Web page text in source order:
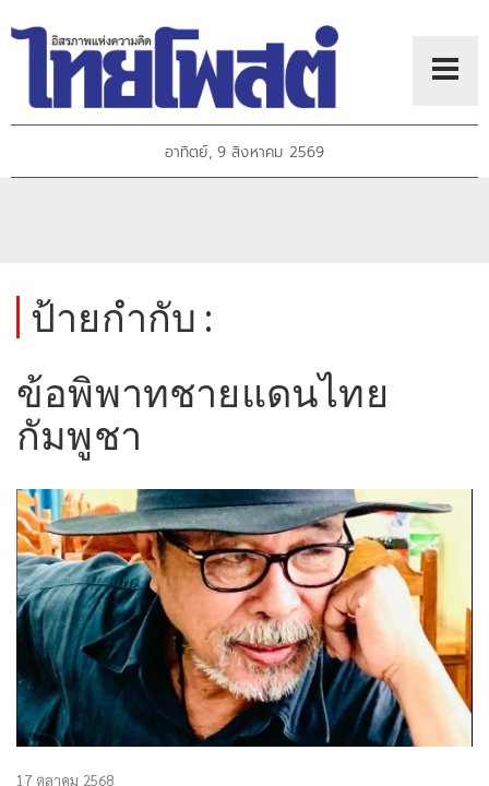
อาทิตย์, 9 สิงหาคม 2569
ป้ายกำกับ :
ข้อพิพาทชายแดนไทย
กัมพูชา
17 ตุลาคม 2568